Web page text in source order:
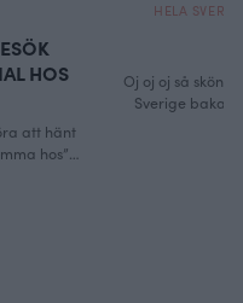
HOS
att hänt
hos”.
HELA
Oj oj oj så skönt
Sverige bakar